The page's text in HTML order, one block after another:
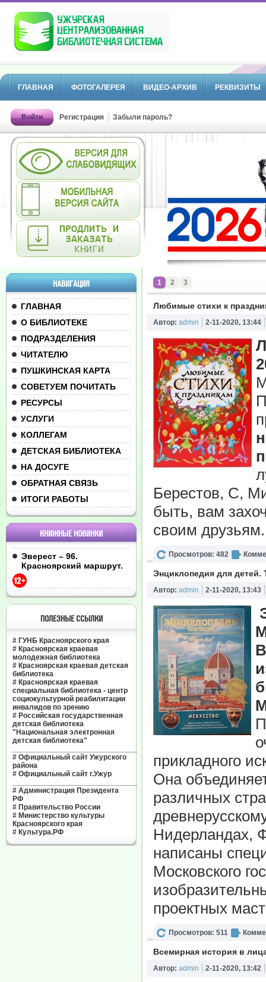
ГЛАВНАЯ ФОТОГАЛЕРЕЯ ВИДЕО-АРХИВ РЕКВИЗИТЫ
Войти Регистрация Забыли пароль?
НАВИГАЦИЯ
ГЛАВНАЯ
О БИБЛИОТЕКЕ
ПОДРАЗДЕЛЕНИЯ
ЧИТАТЕЛЮ
ПУШКИНСКАЯ КАРТА
СОВЕТУЕМ ПОЧИТАТЬ
РЕСУРСЫ
УСЛУГИ
КОЛЛЕГАМ
ДЕТСКАЯ БИБЛИОТЕКА
НА ДОСУГЕ
ОБРАТНАЯ СВЯЗЬ
ИТОГИ РАБОТЫ
КНИЖНЫЕ НОВИНКИ
Эверест – 96.
Красноярский маршрут.
ПОЛЕЗНЫЕ ССЫЛКИ
# ГУНБ Красноярского края
# Красноярская краевая
молодежная библиотека
# Красноярская краевая детская
библиотека
# Красноярская краевая
специальная библиотека - центр
социокультурной реабилитации
инвалидов по зрению
# Российская государственная
детская библиотека
"Национальная электронная
детская библиотека"
# Официальный сайт Ужурского
района
# Официальный сайт г.Ужур
# Администрация Президента
РФ
# Правительство России
# Министерство культуры
Красноярского края
# Культура.РФ
1 2 3
Любимые стихи к
Автор: admin 2-11-2020, 13:44
Берестов, С,
быть, вам
своим друзьям.
Просмотров: 482
Энциклопедия для детей.
Автор: admin 2-11-2020, 13:43
прикладного
Она
различных
Нидерландах,
написаны
Московского
проектных
Просмотров: 511
Всемирная история в
Автор: admin 2-11-2020, 13:42